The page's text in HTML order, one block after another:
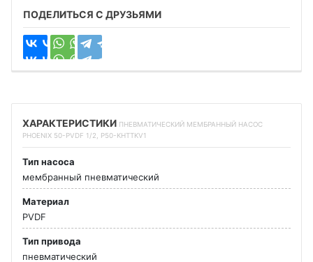
ПОДЕЛИТЬСЯ С ДРУЗЬЯМИ
ХАРАКТЕРИСТИКИ ПНЕВМАТИЧЕСКИЙ МЕМБРАННЫЙ НАСОС
PHOENIX 50-PVDF 1/2, P50-KHTTKV1
Тип насоса
мембранный пневматический
Материал
PVDF
Тип привода
пневматический